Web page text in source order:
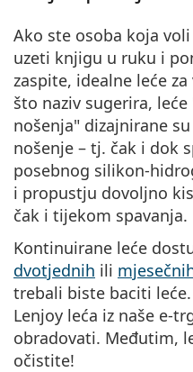
Ako ste osoba koja
uzeti knjigu u ruku i
zaspite, idealne leće za
što naziv sugerira,
nošenja" dizajnirane
nošenje – tj. čak i dok
posebnog silikon-
i propustju dovoljno
čak i tijekom spavanja.
Kontinuirane leće
dvotjednih ili
trebali biste baciti
Lenjoy leća iz naše e-
obradovati. Međutim,
očistite!